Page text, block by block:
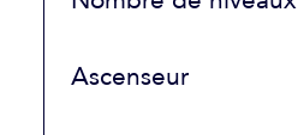
Ascenseur